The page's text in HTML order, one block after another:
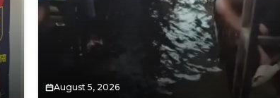
August 5, 2026